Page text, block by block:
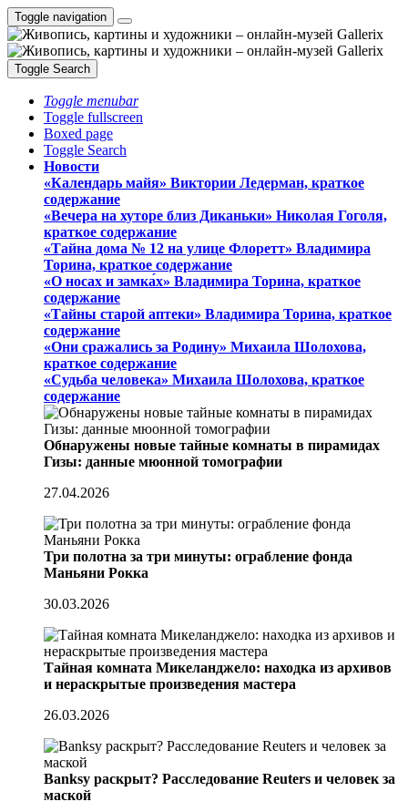
Toggle navigation
Toggle Search
Toggle menubar
Toggle fullscreen
Boxed page
Toggle Search
Новости
«Календарь майя» Виктории Ледерман, краткое
содержание
«Вечера на хуторе близ Диканьки» Николая Гоголя,
краткое содержание
«Тайна дома № 12 на улице Флоретт» Владимира
Торина, краткое содержание
«О носах и замка́х» Владимира Торина, краткое
содержание
«Тайны старой аптеки» Владимира Торина, краткое
содержание
«Они сражались за Родину» Михаила Шолохова,
краткое содержание
«Судьба человека» Михаила Шолохова, краткое
содержание
Обнаружены новые тайные комнаты в пирамидах
Гизы: данные мюонной томографии
27.04.2026
Три полотна за три минуты: ограбление фонда
Маньяни Рокка
30.03.2026
Тайная комната Микеланджело: находка из архивов
и нераскрытые произведения мастера
26.03.2026
Banksy раскрыт? Расследование Reuters и человек за
маской